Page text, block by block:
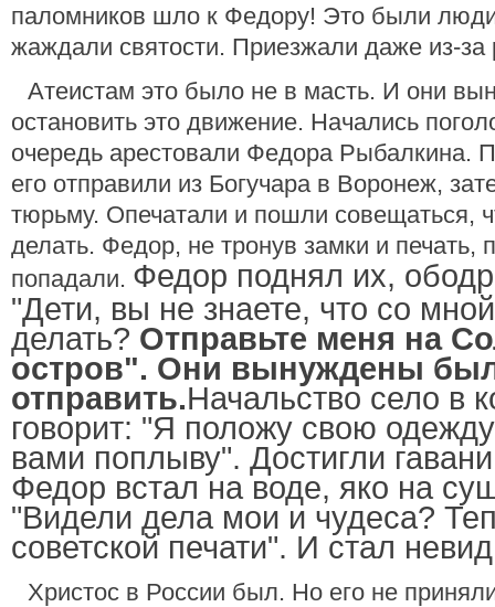
паломников шло к Федору! Это были
жаждали святости. Приезжали даже из-за
Атеистам это было не в масть. И они
остановить это движение. Начались
очередь арестовали Федора Рыбалкина.
его отправили из Богучара в Воронеж,
тюрьму. Опечатали и пошли совещаться,
делать. Федор, не тронув замки и печать,
попадали. Федор поднял их,
"Дети, вы не знаете, что со мной
делать? Отправьте меня на
остров". Они вынуждены
отправить.Начальство село в
говорит: "Я положу свою
вами поплыву". Достигли
Федор встал на воде, яко на
"Видели дела мои и чудеса?
советской печати". И стал
Христос в России был. Но его не